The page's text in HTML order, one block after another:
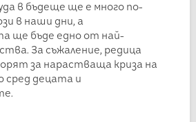
в бъдеще ще е много по-
в наши дни, а
ще бъде едно от най-
За съжаление, редица
за нарастваща криза на
децата и